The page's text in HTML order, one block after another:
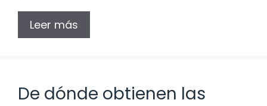
Leer más
De dónde obtienen las